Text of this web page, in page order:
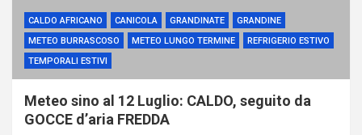
CALDO AFRICANO CANICOLA GRANDINATE
GRANDINE
METEO BURRASCOSO
METEO LUNGO TERMINE
REFRIGERIO ESTIVO
TEMPORALI ESTIVI
Meteo sino al 12 Luglio: CALDO, seguito da
GOCCE d’aria FREDDA